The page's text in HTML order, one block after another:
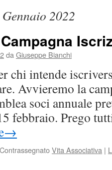
Gennaio 2022
da Giuseppe Bianchi
chi intende
Avvieremo la
soci annuale
febbraio. Prego
→
ContrassegnatoVita Associativa |